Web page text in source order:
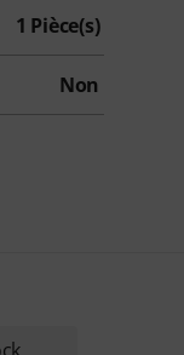
1 Pièce(s)
Non